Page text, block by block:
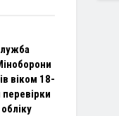
віком 18-